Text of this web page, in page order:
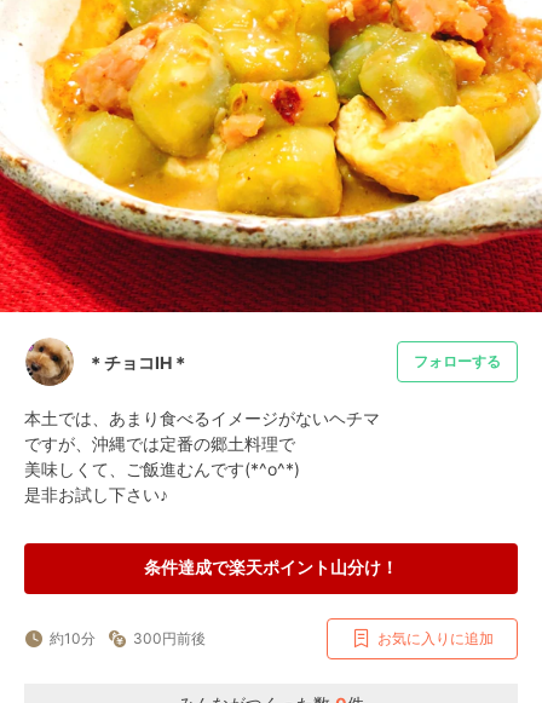
＊チョコIH＊ フォローする
本土では、あまり食べるイメージがないヘチマ
ですが、沖縄では定番の郷土料理で
美味しくて、ご飯進むんです(*^o^*)
是非お試し下さい♪
条件達成で楽天ポイント山分け！
約10分 300円前後 お気に入りに追加